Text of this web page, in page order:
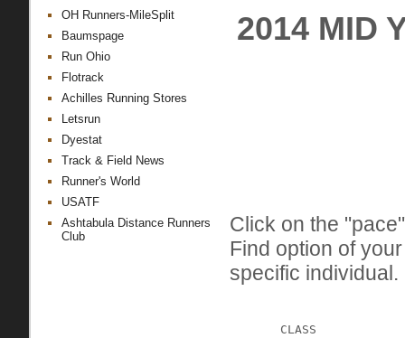
OH Runners-MileSplit
Baumspage
Run Ohio
Flotrack
Achilles Running Stores
Letsrun
Dyestat
Track & Field News
Runner's World
USATF
Ashtabula Distance Runners
Club
2014 MID
Click on the
Find option of
specific individual.
CLASS